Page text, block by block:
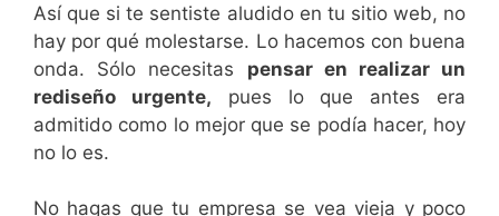
Así que si te sentiste aludido en tu sitio web, no
hay por qué molestarse. Lo hacemos con buena
onda. Sólo necesitas pensar en realizar un
rediseño urgente, pues lo que antes era
admitido como lo mejor que se podía hacer, hoy
no lo es.
No hagas que tu empresa se vea vieja y poco